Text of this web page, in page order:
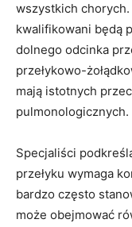
wszystkich
kwalifikowani będą
dolnego odcinka
przełykowo-
mają istotnych
pulmonologicznych.
Specjaliści
przełyku wymaga
bardzo często
może obejmować